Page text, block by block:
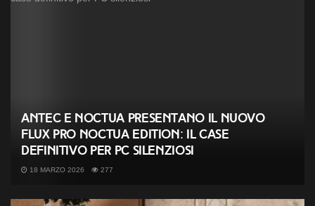
Antec e Noctua presentano il nuovo
Flux Pro Noctua Edition: il case
definitivo per PC silenziosi
18 MARZO 2026 277